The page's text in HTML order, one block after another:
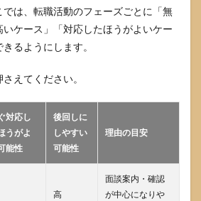
では、転職活動のフェーズごとに「無
ケース」「対応したほうがよいケー
るようにします。
えてください。
対応し
うがよ
能性
後回しに
しやすい
可能性
理由の目安
高
面談案内・確認
が中心になりや